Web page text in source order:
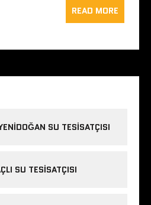
READ MORE
SU TESISATÇISI
SU TESISATÇISI